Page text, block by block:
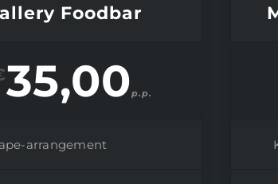
Foodbar
35,00p.p.
arrangement